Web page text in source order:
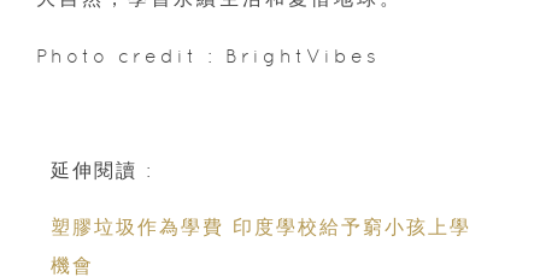
Photo credit : BrightVibes
延伸閱讀 :
塑膠垃圾作為學費 印度學校給予窮小孩上學
機會